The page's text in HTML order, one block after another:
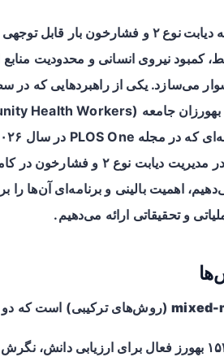
دیابت نوع ۲ و فشارخون بار قابل
کمبود نیروی انسانی و محدودیت منابع
می‌سازد. یکی از راهبردهایی که در
بهورزان جامعه
موانع ورود بهورزان جامعه در
اهمیت بالینی و برنامه‌ای آن‌ها
و تحقیقاتی ارائه می‌دهیم.
mixed-(روش‌های ترکیبی) است که
فعال